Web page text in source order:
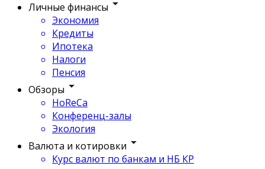
Личные финансы
Экономия
Кредиты
Ипотека
Налоги
Пенсия
Обзоры
HoReCa
Конференц-залы
Экология
Валюта и котировки
Курс валют по банкам и НБ КР